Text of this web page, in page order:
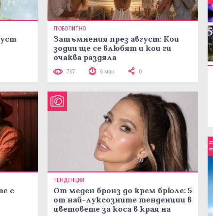
ЛЮБОПИТНО
Затъмнения през август: Кои
зодии ще се влюбят и кои ги
очаква раздяла
737 6 мин 0
с
ТЕНДЕНЦИИ
От меден бронз до крем брюле: 5
от най-луксозните тенденции в
цветовете за коса в края на